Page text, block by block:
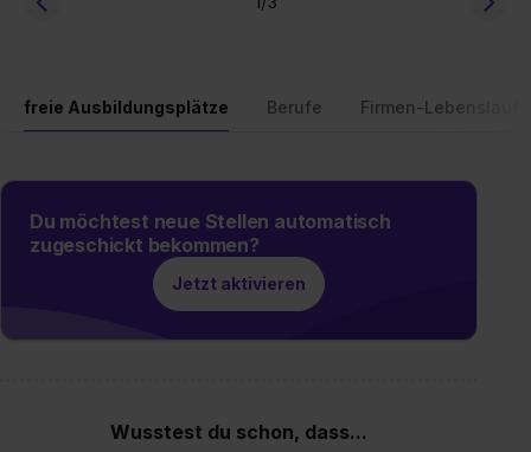
freie Ausbildungsplätze Berufe Firmen-Lebenslauf
Du möchtest neue Stellen automatisch
zugeschickt bekommen?
Jetzt aktivieren
Wusstest du schon, dass...